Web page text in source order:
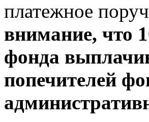
платежное
внимание, что
фонда
попечителей